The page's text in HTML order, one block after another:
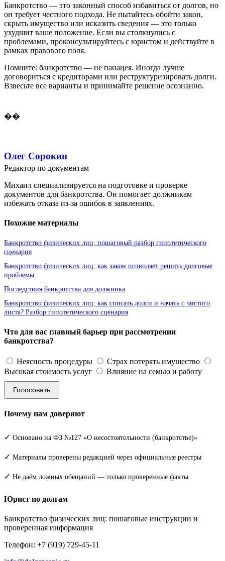
Банкротство — это законный способ избавиться от долгов, но
он требует честного подхода. Не пытайтесь обойти закон,
скрыть имущество или исказить сведения — это только
ухудшит ваше положение. Если вы столкнулись с
проблемами, проконсультируйтесь с юристом и действуйте в
рамках правового поля.
Помните: банкротство — не панацея. Иногда лучше
договориться с кредиторами или реструктуризировать долги.
Взвесьте все варианты и принимайте решение осознанно.
��
Олег Сорокин
Редактор по документам
Михаил специализируется на подготовке и проверке
документов для банкротства. Он помогает должникам
избежать отказа из-за ошибок в заявлениях.
Похожие материалы
Банкротство физических лиц: пошаговый разбор гипотетического
сценария
Банкротство физических лиц: как закон позволяет решить долговые
проблемы
Последствия банкротства для должника
Банкротство физических лиц: как списать долги и начать с чистого
листа? Разбор гипотетического сценария
Что для вас главный барьер при рассмотрении
банкротства?
Неясность процедуры
Страх потерять имущество
Высокая стоимость услуг
Влияние на семью и работу
Голосовать
Почему нам доверяют
✓ Основано на ФЗ №127 «О несостоятельности (банкротстве)»
✓ Материалы проверены редакцией через официальные реестры
✓ Не даём ложных обещаний — только проверенные факты
Юрист по долгам
Банкротство физических лиц: пошаговые инструкции и
проверенная информация
Телефон: +7 (919) 729-45-11